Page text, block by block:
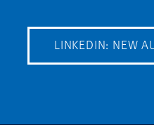
LINKEDIN: NEW